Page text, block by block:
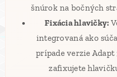
šnúrok na bočných
Fixácia hlavičky:
integrovaná ako
prípade verzie Adapt
zafixujete